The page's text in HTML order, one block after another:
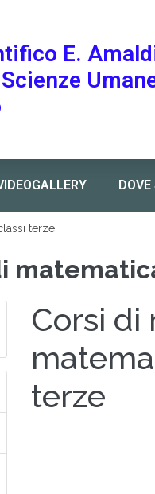
E.
terze
Corsi di
terze